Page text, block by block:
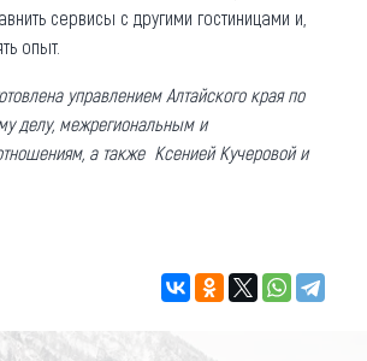
сервисы с другими гостиницами и,
опыт.
управлением Алтайского края по
делу, межрегиональным и
а также Ксенией Кучеровой и